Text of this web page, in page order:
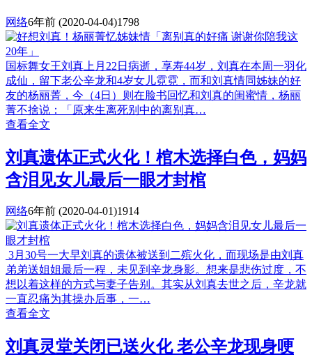
网络6年前 (2020-04-04)1798
国标舞女王刘真上月22日病逝，享寿44岁，刘真在本周一羽化
成仙，留下老公辛龙和4岁女儿霓霓，而和刘真情同姊妹的好
友的杨丽菁，今（4日）则在脸书回忆和刘真的闺蜜情，杨丽
菁不捨说：「原来生离死别中的离别真…
查看全文
刘真遗体正式火化！棺木选择白色，妈妈
含泪见女儿最后一眼才封棺
网络6年前 (2020-04-01)1914
3月30号一大早刘真的遗体被送到二殡火化，而现场是由刘真
弟弟送姐姐最后一程，未见到辛龙身影。想来是悲伤过度，不
想以着这样的方式与妻子告别。其实从刘真去世之后，辛龙就
一直忍痛为其操办后事，一…
查看全文
刘真灵堂关闭已送火化 老公辛龙现身哽